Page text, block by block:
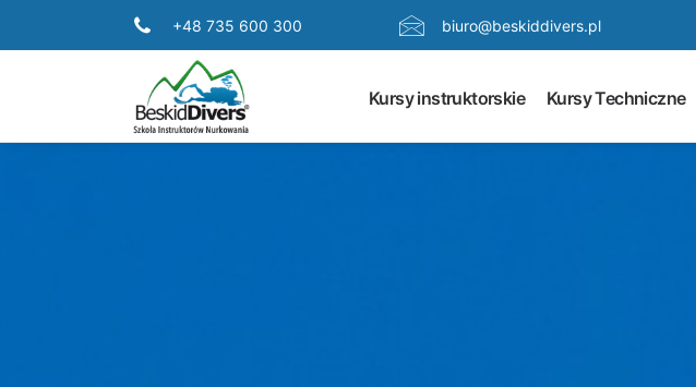
+48 735 600 300 biuro@beskiddivers.pl
Kursy instruktorskie Kursy Techniczne